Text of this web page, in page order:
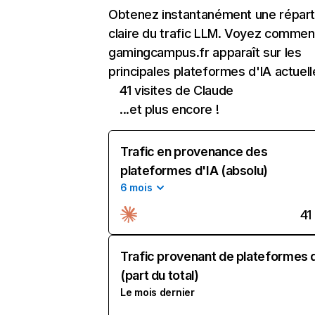
Obtenez instantanément une
claire du trafic LLM. Voyez
gamingcampus.fr apparaît sur les
principales plateformes d'IA
41 visites de Claude
...et plus encore !
Trafic en provenance des
plateformes d'IA (absolu)
6 mois
41
Trafic provenant de plateformes
(part du total)
Le mois dernier